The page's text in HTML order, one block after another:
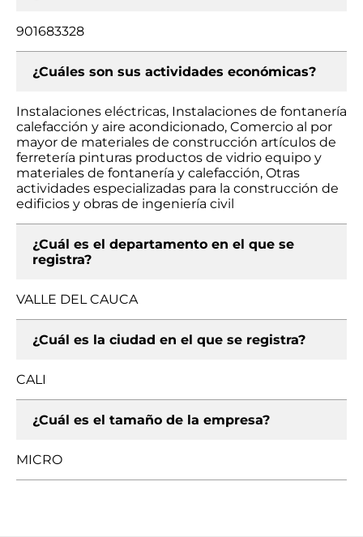
901683328
¿Cuáles son sus actividades económicas?
Instalaciones eléctricas, Instalaciones de fontanería
calefacción y aire acondicionado, Comercio al por
mayor de materiales de construcción artículos de
ferretería pinturas productos de vidrio equipo y
materiales de fontanería y calefacción, Otras
actividades especializadas para la construcción de
edificios y obras de ingeniería civil
¿Cuál es el departamento en el que se
registra?
VALLE DEL CAUCA
¿Cuál es la ciudad en el que se registra?
CALI
¿Cuál es el tamaño de la empresa?
MICRO